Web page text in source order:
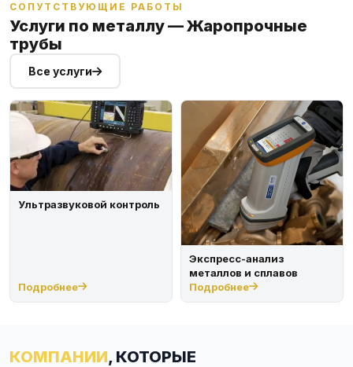
СОПУТСТВУЮЩИЕ РАБОТЫ
Услуги по металлу — Жаропрочные
трубы
Все услуги
Ультразвуковой контроль
Подробнее
Экспресс-анализ
металлов и сплавов
Подробнее
КОМПАНИИ, КОТОРЫЕ